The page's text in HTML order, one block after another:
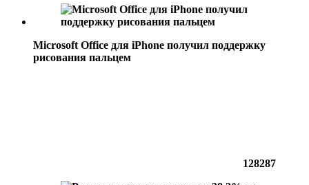
Microsoft Office для iPhone получил поддержку
рисования пальцем
128287